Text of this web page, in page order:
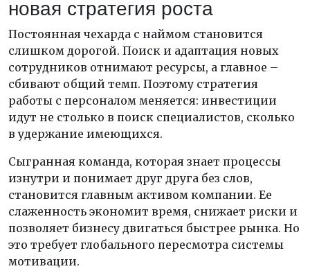
новая стратегия роста
Постоянная чехарда с наймом становится
слишком дорогой. Поиск и адаптация новых
сотрудников отнимают ресурсы, а главное –
сбивают общий темп. Поэтому стратегия
работы с персоналом меняется: инвестиции
идут не столько в поиск специалистов, сколько
в удержание имеющихся.
Сыгранная команда, которая знает процессы
изнутри и понимает друг друга без слов,
становится главным активом компании. Ее
слаженность экономит время, снижает риски и
позволяет бизнесу двигаться быстрее рынка. Но
это требует глобального пересмотра системы
мотивации.